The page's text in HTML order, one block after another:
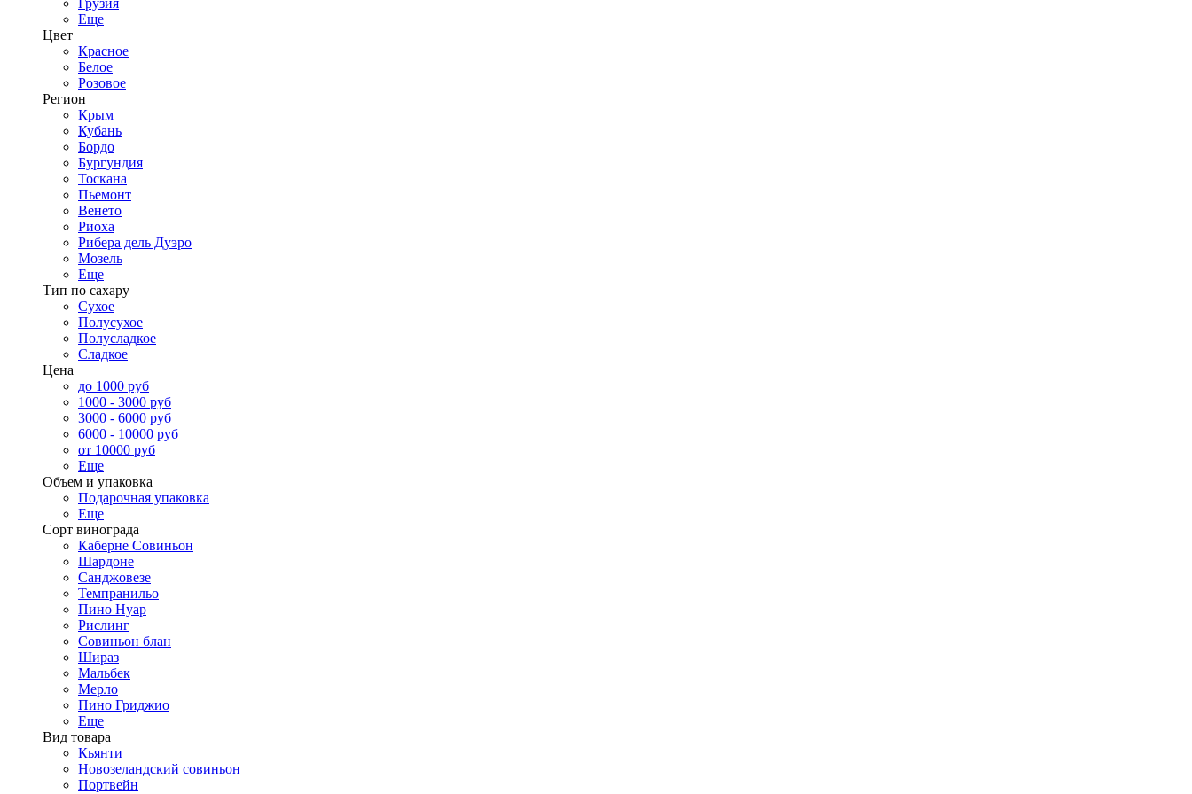
Грузия
Еще
Цвет
Красное
Белое
Розовое
Регион
Крым
Кубань
Бордо
Бургундия
Тоскана
Пьемонт
Венето
Риоха
Рибера дель Дуэро
Мозель
Еще
Тип по сахару
Сухое
Полусухое
Полусладкое
Сладкое
Цена
до 1000 руб
1000 - 3000 руб
3000 - 6000 руб
6000 - 10000 руб
от 10000 руб
Еще
Объем и упаковка
Подарочная упаковка
Еще
Сорт винограда
Каберне Совиньон
Шардоне
Санджовезе
Темпранильо
Пино Нуар
Рислинг
Совиньон блан
Шираз
Мальбек
Мерло
Пино Гриджио
Еще
Вид товара
Кьянти
Новозеландский совиньон
Портвейн